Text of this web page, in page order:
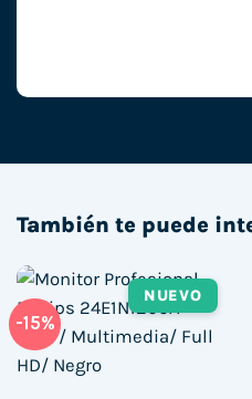
También te puede
-15%
NUEVO